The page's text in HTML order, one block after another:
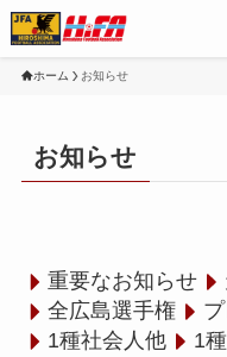
ホーム お知らせ
お知らせ
重要なお知らせ
全広島選手権
1種社会人他
1